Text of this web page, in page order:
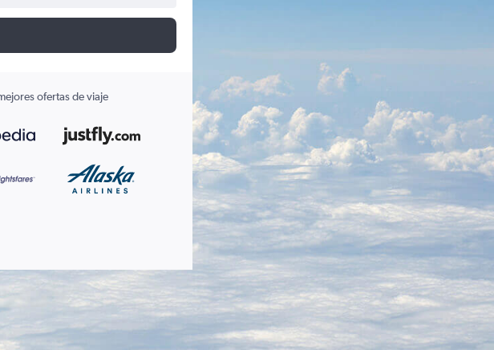
ofertas de viaje